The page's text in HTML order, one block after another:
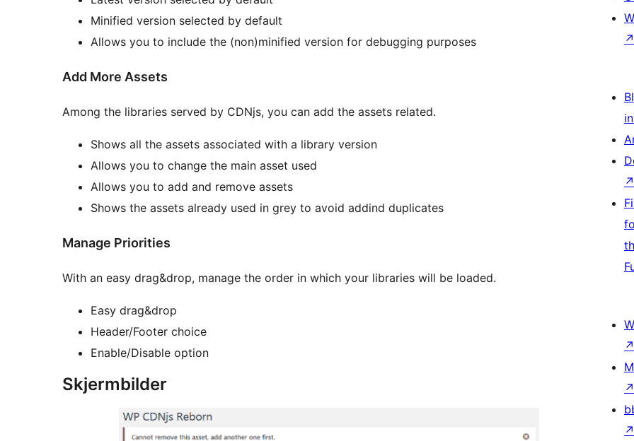
Minified version selected by default
Allows you to include the (non)minified version for debugging purposes
Add More Assets
Among the libraries served by CDNjs, you can add the assets related.
Shows all the assets associated with a library version
Allows you to change the main asset used
Allows you to add and remove assets
Shows the assets already used in grey to avoid addind duplicates
Manage Priorities
With an easy drag&drop, manage the order in which your libraries will be loaded.
Easy drag&drop
Header/Footer choice
Enable/Disable option
Skjermbilder
↗
↗
↗
↗
↗